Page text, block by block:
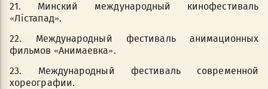
21. Минский международный кинофестиваль
«Лістапад».
22. Международный фестиваль анимационных
фильмов «Анимаевка».
23. Международный фестиваль современной
хореографии.